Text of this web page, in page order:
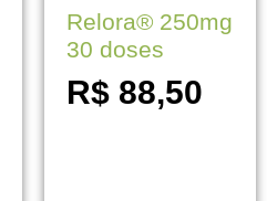
Relora® 250mg
30 doses
R$ 88,50